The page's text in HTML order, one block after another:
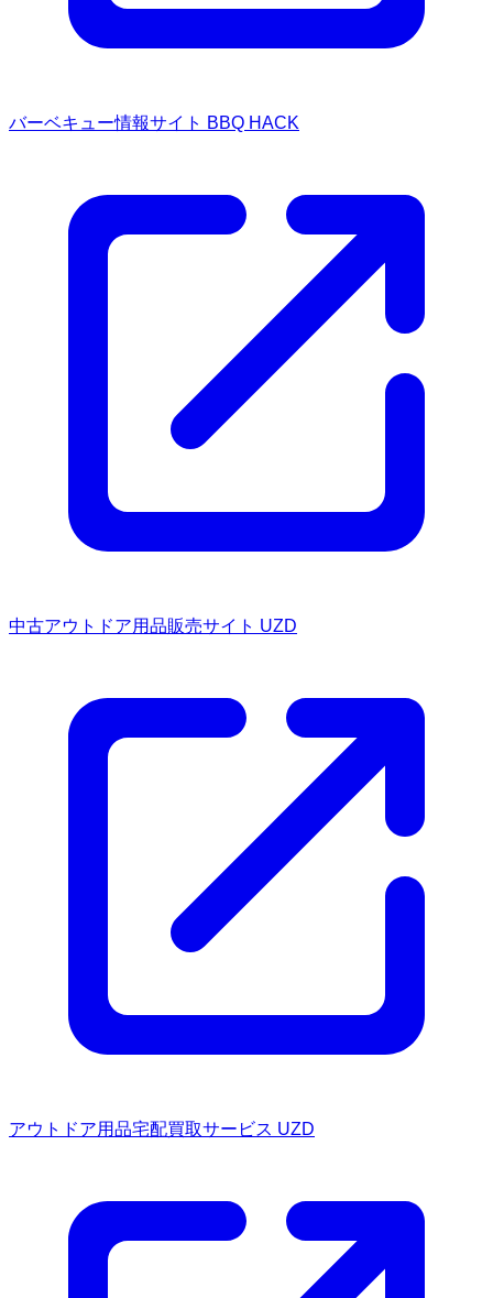
バーベキュー情報サイト BBQ HACK
中古アウトドア用品販売サイト UZD
アウトドア用品宅配買取サービス UZD